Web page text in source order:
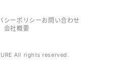
シーポリシーお問い合わせ
会社概要
All rights reserved.